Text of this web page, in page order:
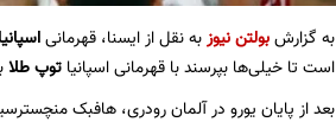
به گزارشبولتن نیوزبه نقل از ایسنا، قهرمانیاسپانیا
است تا خیلی‌ها بپرسند با قهرمانی اسپانیا توپ طلا
بعد از پایان یورو در آلمان رودری، هافبک